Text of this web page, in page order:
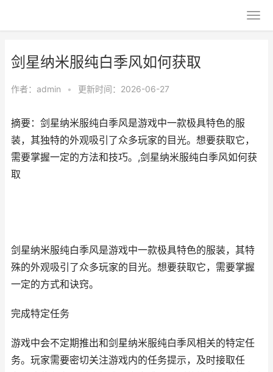
剑星纳米服纯白季风如何获取
作者： admin • 更新时间：2026-06-27
摘要：剑星纳米服纯白季风是游戏中一款极具特色的服
装，其独特的外观吸引了众多玩家的目光。想要获取它，
需要掌握一定的方法和技巧。,剑星纳米服纯白季风如何获
取
剑星纳米服纯白季风是游戏中一款极具特色的服装，其特
殊的外观吸引了众多玩家的目光。想要获取它，需要掌握
一定的方式和诀窍。
完成特定任务
游戏中会不定期推出和剑星纳米服纯白季风相关的特定任
务。玩家需要密切关注游戏内的任务提示，及时接取任